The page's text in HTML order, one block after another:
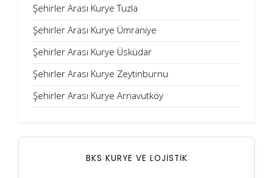
Şehirler Arası Kurye Tuzla
Şehirler Arası Kurye Ümraniye
Şehirler Arası Kurye Üsküdar
Şehirler Arası Kurye Zeytinburnu
Şehirler Arası Kurye Arnavutköy
BKS KURYE VE LOJİSTİK